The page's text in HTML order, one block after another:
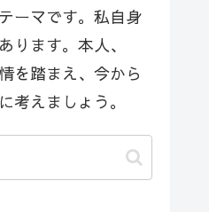
ーマです。私自身
ります。本人、
を踏まえ、今から
考えましょう。